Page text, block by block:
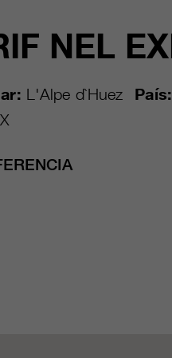
NEL
L'Alpe d`Huez País: